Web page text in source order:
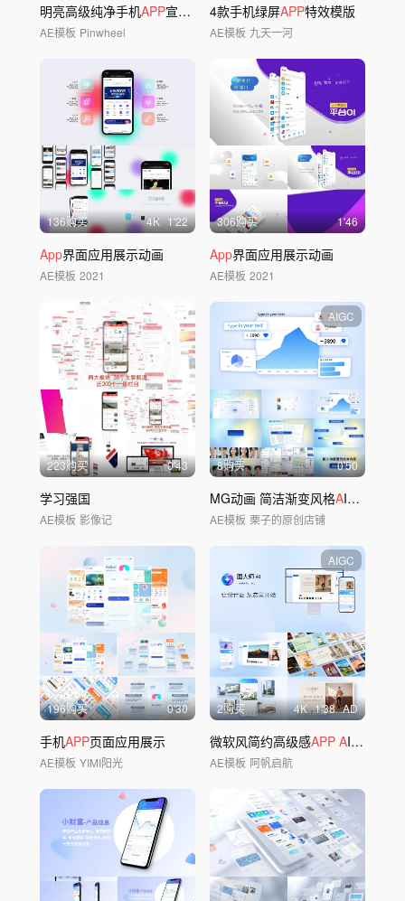
明亮高级纯净手机APP宣传模板02
AE模板 Pinwheel
4款手机绿屏APP特效模版
AE模板 九天一河
136购买 4K 1'22
App界面应用展示动画
AE模板 2021
306购买 1'46
App界面应用展示动画
AE模板 2021
223购买 0'43
学习强国
AE模板 影像记
AIGC
8购买 0'50
MG动画 简洁渐变风格AI产品宣传
AE模板 栗子的原创店铺
196购买 0'30
手机APP页面应用展示
AE模板 YIMI阳光
AIGC
2购买 4K 1'38 AD
微软风简约高级感APP AI软件功能演示
AE模板 阿帆启航